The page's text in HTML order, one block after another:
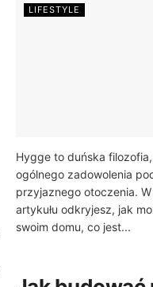
LIFESTYLE
Hygge to duńska
ogólnego zadowolenia
przyjaznego otoczenia.
artykułu odkryjesz, jak
swoim domu, co jest...